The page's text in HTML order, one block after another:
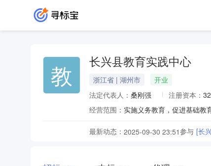
教 长兴县教育实践中心
浙江省 | 湖州市
开业
法定代表人： 桑刚强 注册资本：
经营范围： 实施义务教育，促进基础教
最新动态： 2025-09-30 23:51参与 [长